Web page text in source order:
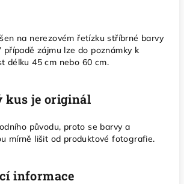
na nerezovém řetízku stříbrné barvy
případě zájmu lze do poznámky k
délku 45 cm nebo 60 cm.
kus je originál
původu, proto se barvy a
mírně lišit od produktové fotografie.
informace